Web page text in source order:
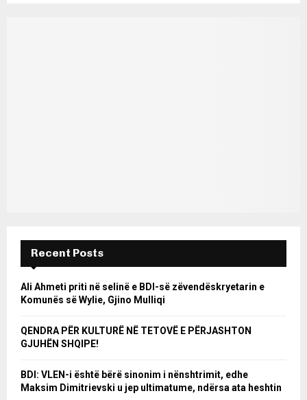
Recent Posts
Ali Ahmeti priti në selinë e BDI-së zëvendëskryetarin e
Komunës së Wylie, Gjino Mulliqi
QENDRA PËR KULTURË NË TETOVË E PËRJASHTON
GJUHËN SHQIPE!
BDI: VLEN-i është bërë sinonim i nënshtrimit, edhe
Maksim Dimitrievski u jep ultimatume, ndërsa ata heshtin